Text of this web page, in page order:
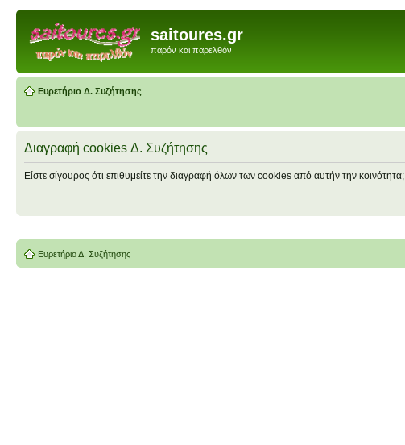
saitoures.gr
παρόν και παρελθόν
Ευρετήριο Δ. Συζήτησης
Διαγραφή cookies Δ. Συζήτησης
Είστε σίγουρος ότι επιθυμείτε την διαγραφή όλων των cookies από αυτήν την κοινότητα;
Ευρετήριο Δ. Συζήτησης